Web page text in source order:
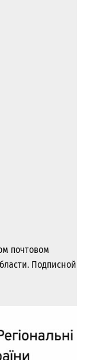
почтовом
Подписной